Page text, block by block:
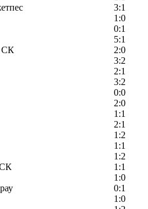
3:1
1:0
0:1
5:1
СК
2:0
3:2
2:1
3:2
0:0
2:0
1:1
2:1
1:2
1:1
1:2
1:1
1:0
0:1
1:0